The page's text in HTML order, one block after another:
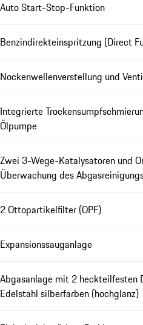
Auto Start-Stop-Funktion
Benzindirekteinspritzung (Direct
Nockenwellenverstellung und
Integrierte
Ölpumpe
Zwei 3-Wege-Katalysatoren und
Überwachung des
2 Ottopartikelfilter (OPF)
Expansionssauganlage
Abgasanlage mit 2 heckteilfesten
Edelstahl silberfarben (hochglanz)